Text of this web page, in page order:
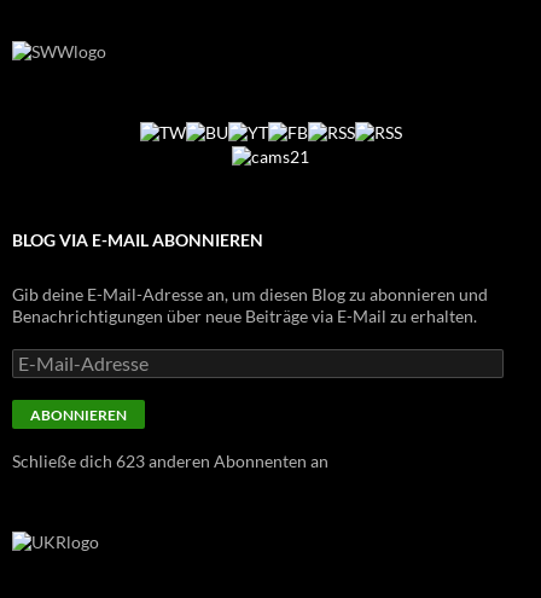
BLOG VIA E-MAIL ABONNIEREN
Gib deine E-Mail-Adresse an, um diesen Blog zu abonnieren und
Benachrichtigungen über neue Beiträge via E-Mail zu erhalten.
E-
Mail-
Adresse
ABONNIEREN
Schließe dich 623 anderen Abonnenten an